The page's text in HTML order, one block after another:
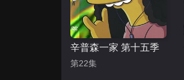
辛普森一家 第十五季
第22集